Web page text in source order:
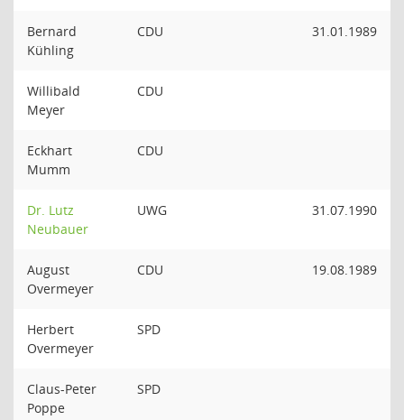
Bernard
Kühling
CDU 31.01.1989
Willibald
Meyer
CDU
Eckhart
Mumm
CDU
Dr. Lutz
Neubauer
UWG 31.07.1990
August
Overmeyer
CDU 19.08.1989
Herbert
Overmeyer
SPD
Claus-Peter
Poppe
SPD